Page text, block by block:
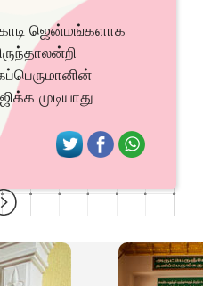
ஜென்மங்களாக
முடியாது